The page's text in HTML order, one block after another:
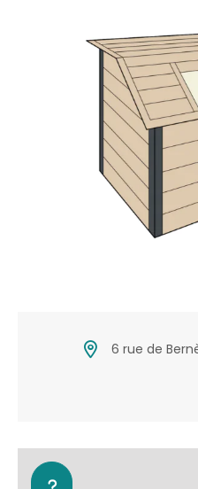
6 rue de